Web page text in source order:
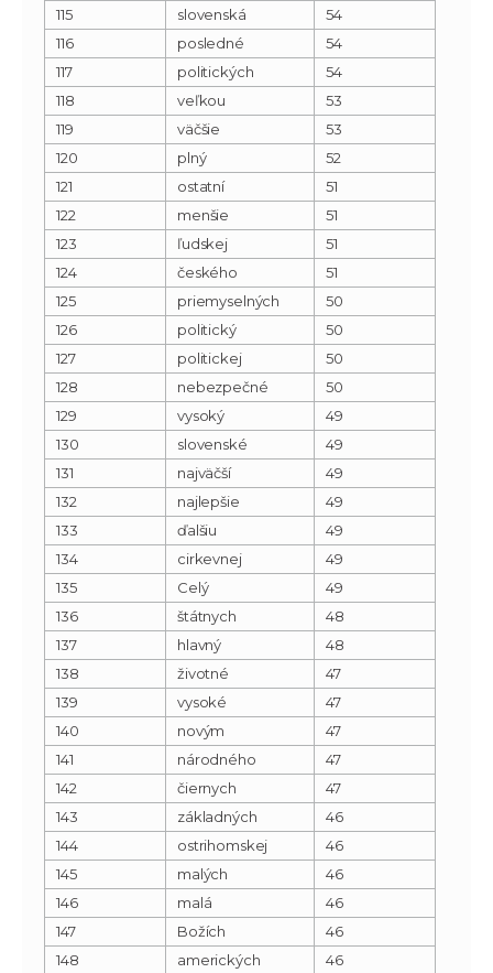
115
slovenská
54
116
posledné
54
117
politických
54
118
veľkou
53
119
väčšie
53
120
plný
52
121
ostatní
51
122
menšie
51
123
ľudskej
51
124
českého
51
125
priemyselných
50
126
politický
50
127
politickej
50
128
nebezpečné
50
129
vysoký
49
130
slovenské
49
131
najväčší
49
132
najlepšie
49
133
ďalšiu
49
134
cirkevnej
49
135
Celý
49
136
štátnych
48
137
hlavný
48
138
životné
47
139
vysoké
47
140
novým
47
141
národného
47
142
čiernych
47
143
základných
46
144
ostrihomskej
46
145
malých
46
146
malá
46
147
Božích
46
148
amerických
46